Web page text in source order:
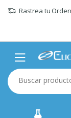
Rastrea tu Orden
Buscar
por: